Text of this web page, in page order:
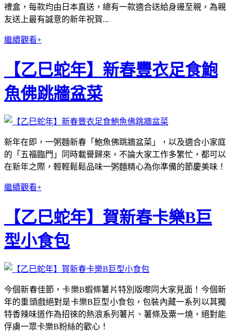
禮盒，每款均由日本直送，總有一款適合送給身邊至親，為親
友送上最有誠意的新年祝賀...
繼續觀看+
【乙巳蛇年】新春豐衣足食鮑
魚佛跳牆盆菜
新年在即，一粥麵新春「鮑魚佛跳牆盆菜」，以及適合小家庭
的「五福臨門」同時載譽歸來，不論大家工作多繁忙，都可以
在新年之際，輕輕鬆鬆品味一粥麵精心為你準備的節慶美味！
繼續觀看+
【乙巳蛇年】賀新春卡樂B巨
型小食包
今個新春佳節，卡樂B蝦條薯片特別版嚟同大家見面！今個新
年的重頭戲絕對是卡樂B巨型小食包，包裝內藏一系列以其獨
特香辣味道作為招徠的熱浪系列薯片、薯條及粟一燒，絕對能
俘虜一眾卡樂B粉絲的歡心！